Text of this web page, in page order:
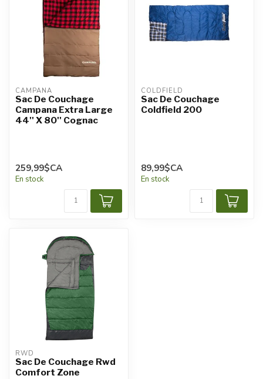
CAMPANA
Sac De Couchage
Campana Extra Large
44'' X 80'' Cognac
259,99$CA
En stock
COLDFIELD
Sac De Couchage
Coldfield 200
89,99$CA
En stock
RWD
Sac De Couchage Rwd
Comfort Zone